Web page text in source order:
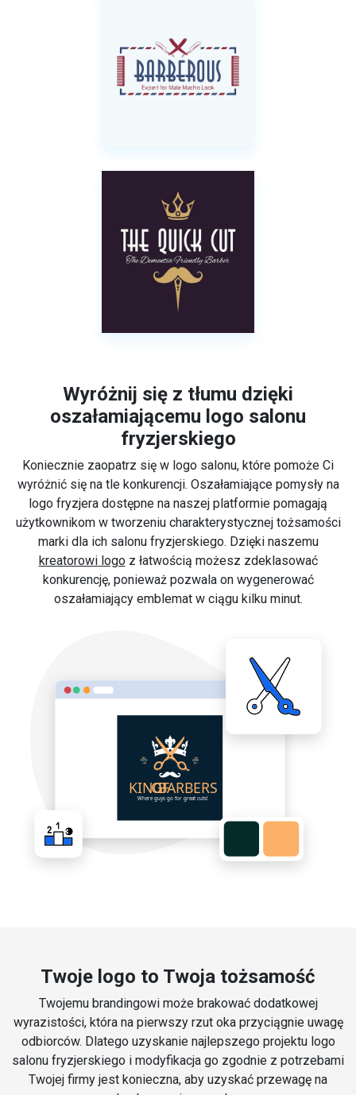
Wyróżnij się z tłumu dzięki
oszałamiającemu logo salonu
fryzjerskiego
Koniecznie zaopatrz się w logo salonu, które pomoże Ci
wyróżnić się na tle konkurencji. Oszałamiające pomysły na
logo fryzjera dostępne na naszej platformie pomagają
użytkownikom w tworzeniu charakterystycznej tożsamości
marki dla ich salonu fryzjerskiego. Dzięki naszemu
kreatorowi logoz łatwością możesz zdeklasować
konkurencję, ponieważ pozwala on wygenerować
oszałamiający emblemat w ciągu kilku minut.
Twoje logo to Twoja tożsamość
Twojemu brandingowi może brakować dodatkowej
wyrazistości, która na pierwszy rzut oka przyciągnie uwagę
odbiorców. Dlatego uzyskanie najlepszego projektu logo
salonu fryzjerskiego i modyfikacja go zgodnie z potrzebami
Twojej firmy jest konieczna, aby uzyskać przewagę na